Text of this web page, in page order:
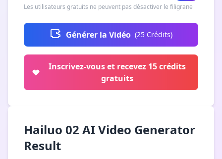
Les utilisateurs gratuits ne peuvent pas désactiver le filigrane
Générer la Vidéo (25 Crédits)
Inscrivez-vous et recevez 15 crédits
gratuits
Hailuo 02 AI Video Generator
Result